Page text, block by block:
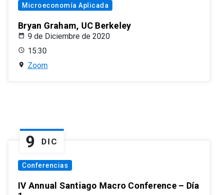
Microeconomía Aplicada
Bryan Graham, UC Berkeley
9 de Diciembre de 2020
15:30
Zoom
9 DIC
Conferencias
IV Annual Santiago Macro Conference – Día